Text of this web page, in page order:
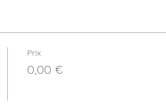
Prix
0,00 €